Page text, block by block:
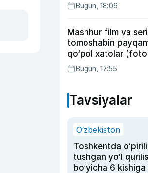
Bugun, 18:06
Mashhur film va
tomoshabin
qo‘pol xatolar
Bugun, 17:55
Tavsiyalar
O‘zbekiston
Toshkentda
tushgan yo‘l
bo‘yicha 6 kishiga